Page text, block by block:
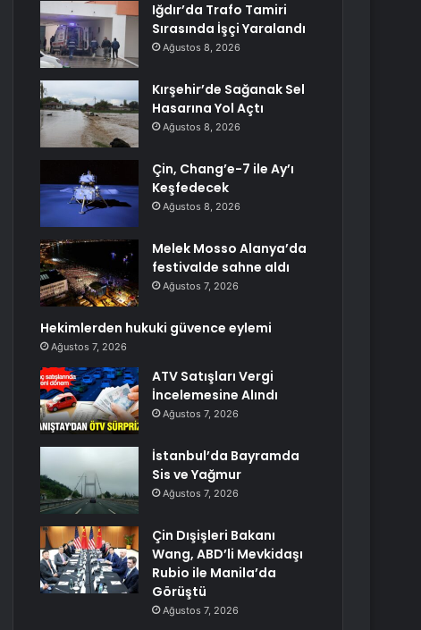
Iğdır’da Trafo Tamiri
Sırasında İşçi Yaralandı
Ağustos 8, 2026
Kırşehir’de Sağanak Sel
Hasarına Yol Açtı
Ağustos 8, 2026
Çin, Chang’e-7 ile Ay’ı
Keşfedecek
Ağustos 8, 2026
Melek Mosso Alanya’da
festivalde sahne aldı
Ağustos 7, 2026
Hekimlerden hukuki güvence eylemi
Ağustos 7, 2026
ATV Satışları Vergi
İncelemesine Alındı
Ağustos 7, 2026
İstanbul’da Bayramda
Sis ve Yağmur
Ağustos 7, 2026
Çin Dışişleri Bakanı
Wang, ABD’li Mevkidaşı
Rubio ile Manila’da
Görüştü
Ağustos 7, 2026